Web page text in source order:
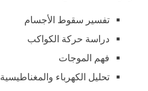
تفسير سقوط الأجسام
دراسة حركة الكواكب
فهم الموجات
تحليل الكهرباء والمغناطيسية